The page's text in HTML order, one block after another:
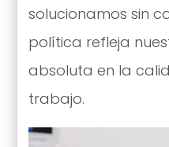
solucionamos sin
política refleja
absoluta en la
trabajo.